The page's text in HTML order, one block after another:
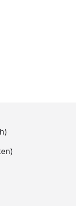
Preis